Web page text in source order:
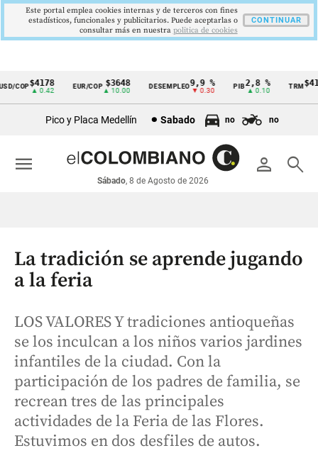
Cintillo
económicos
Colombia
COP$4178
▲ 0.42
EUR/COP $3648
▲ 10.00
DESEMPLEO 9,9 %
▼ 0.30
2,8 %
▲ 0.10
TRM
Pico y Placa Medellín Sabado no no
person search
Sábado, 8 de Agosto de 2026
menu
La tradición se aprende jugando
a la feria
LOS VALORES Y tradiciones antioqueñas
se los inculcan a los niños varios jardines
infantiles de la ciudad. Con la
participación de los padres de familia, se
recrean tres de las principales
actividades de la Feria de las Flores.
Estuvimos en dos desfiles de autos.
Este portal emplea cookies internas y de terceros con fines
estadísticos, funcionales y publicitarios. Puede aceptarlas o
consultar más en nuestra politica de cookies
CONTINUAR